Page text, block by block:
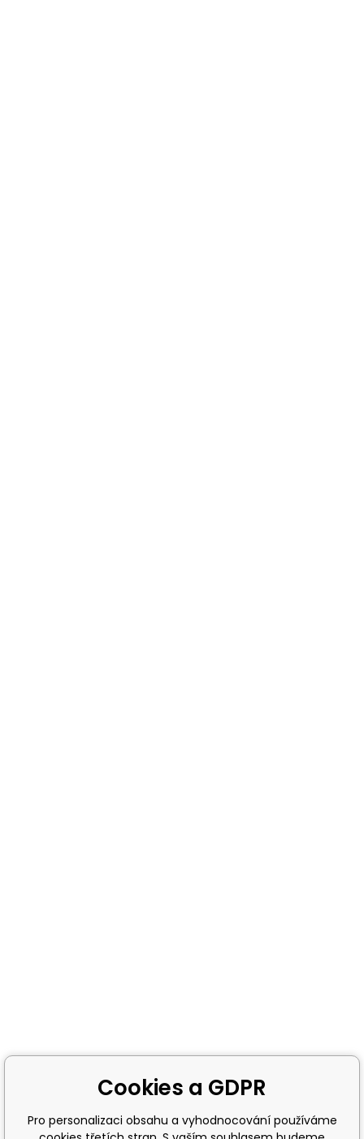
Cookies a GDPR
Pro personalizaci obsahu a vyhodnocování používáme